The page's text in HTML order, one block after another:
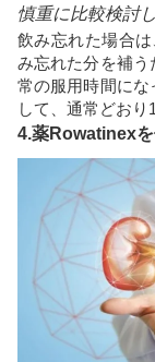
慎重に比較検討
飲み忘れた場合
み忘れた分を補う
常の服用時間に
して、通常どおり
4.薬Rowatinex